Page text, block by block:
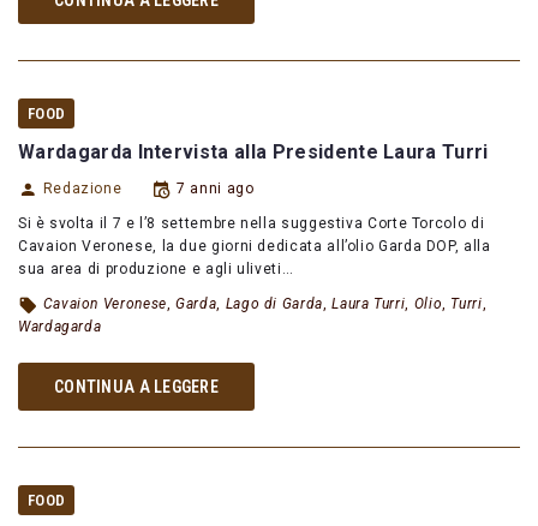
FOOD
Wardagarda Intervista alla Presidente Laura Turri
Redazione 7 anni ago
Si è svolta il 7 e l’8 settembre nella suggestiva Corte Torcolo di
Cavaion Veronese, la due giorni dedicata all’olio Garda DOP, alla
sua area di produzione e agli uliveti…
Cavaion Veronese,Garda, Lago di Garda,Laura Turri, Olio, Turri,
Wardagarda
CONTINUA A LEGGERE
FOOD